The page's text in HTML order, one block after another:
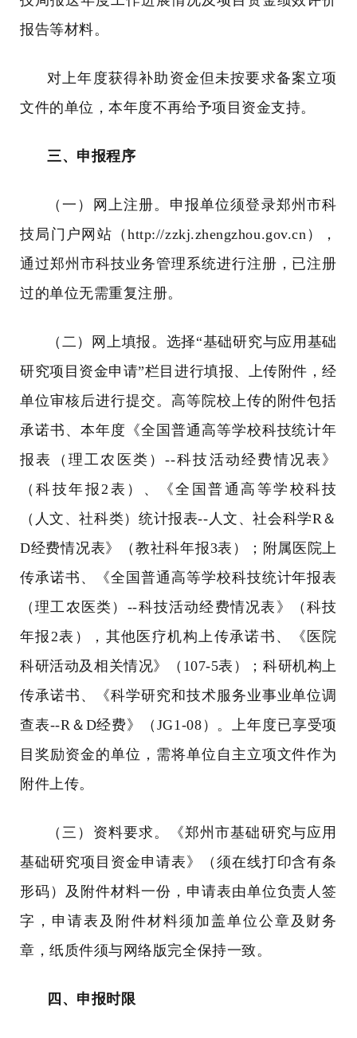
报告等材料。
对上年度获得补助资金但未按要求备案立项
文件的单位，本年度不再给予项目资金支持。
三、申报程序
（一）网上注册。申报单位须登录郑州市科
技局门户网站（http://zzkj.zhengzhou.gov.cn ），
通过郑州市科技业务管理系统进行注册，已注册
过的单位无需重复注册。
（二）网上填报。选择“基础研究与应用基础
研究项目资金申请”栏目进行填报、上传附件，经
单位审核后进行提交。高等院校上传的附件包括
承诺书、本年度《全国普通高等学校科技统计年
报表（理工农医类）--科技活动经费情况表》
（科技年报2 表）、《全国普通高等学校科技
（人文、社科类）统计报表-- 人文、社会科学R＆
D经费情况表》（教社科年报3表）；附属医院上
传承诺书、《全国普通高等学校科技统计年报表
（理工农医类） --科技活动经费情况表》（科技
年报2表），其他医疗机构上传承诺书、《医院
科研活动及相关情况》（ 107-5表）；科研机构上
传承诺书、《科学研究和技术服务业事业单位调
查表--R ＆ D经费》（ JG1-08 ）。上年度已享受项
目奖励资金的单位，需将单位自主立项文件作为
附件上传。
（三）资料要求。《郑州市基础研究与应用
基础研究项目资金申请表》（须在线打印含有条
形码）及附件材料一份，申请表由单位负责人签
字，申请表及附件材料须加盖单位公章及财务
章，纸质件须与网络版完全保持一致。
四、申报时限